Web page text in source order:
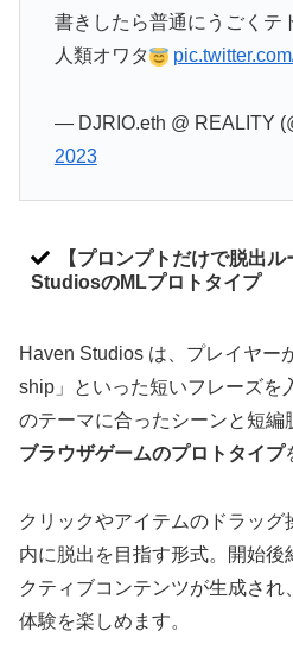
書きしたら普通にうごくテ
人類オワタ
— DJRIO.eth @ REALITY
2023
【プロンプトだけで脱出
StudiosのMLプロトタイプ
Haven Studios は、プレイヤー
ship」といった短いフレーズを
のテーマに合ったシーンと短編
ブラウザゲームのプロトタイプ
クリックやアイテムのドラッグ
内に脱出を目指す形式。開始後
クティブコンテンツが生成さ
体験を楽しめます。